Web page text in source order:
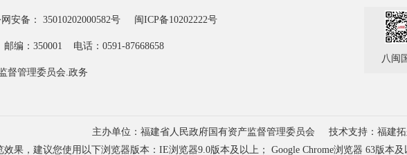
安备： 35010202000582号 闽ICP备10202222号
邮编：350001 电话：0591-87668658
督管理委员会.政务
八闽
主办单位：福建省人民政府国有资产监督管理委员会
技术支持：福建
效果，建议您使用以下浏览器版本：IE浏览器9.0版本及以上； Google Chrome浏览器 63版本